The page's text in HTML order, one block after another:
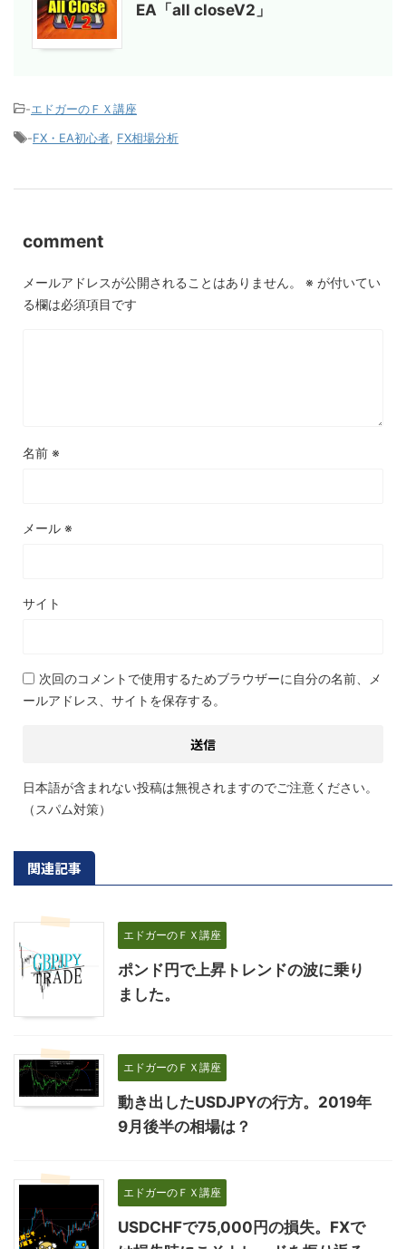
EA「all closeV2」
-エドガーのＦＸ講座
-FX・EA初心者, FX相場分析
comment
メールアドレスが公開されることはありません。 ※ が付いてい
る欄は必須項目です
名前 ※
メール ※
サイト
次回のコメントで使用するためブラウザーに自分の名前、メ
ールアドレス、サイトを保存する。
日本語が含まれない投稿は無視されますのでご注意ください。
（スパム対策）
関連記事
エドガーのＦＸ講座
ポンド円で上昇トレンドの波に乗り
ました。
エドガーのＦＸ講座
動き出したUSDJPYの行方。2019年
9月後半の相場は？
エドガーのＦＸ講座
USDCHFで75,000円の損失。FXで